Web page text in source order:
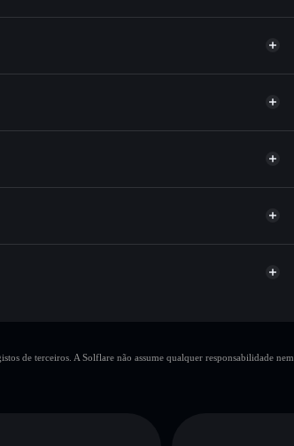
de outros tokens Solana com
FARDO
as carteiras usando o Agregador de
Solflare
de terceiros. A Solflare não assume qualquer responsabilidade nem